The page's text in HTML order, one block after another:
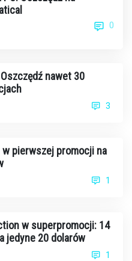
0
nawet 30
3
pierwszej promocji na
1
w superpromocji: 14
jedyne 20 dolarów
1